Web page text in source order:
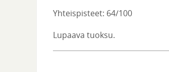
Yhteispisteet: 64/100
Lupaava tuoksu.